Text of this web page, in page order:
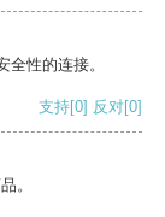
性的连接。
支持[0] 反对[0]
。